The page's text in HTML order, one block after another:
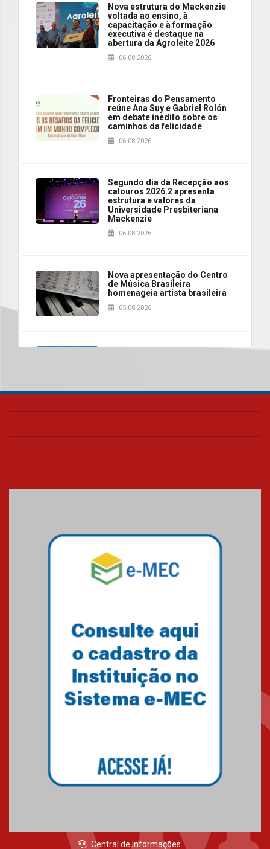
Nova estrutura do Mackenzie
voltada ao ensino, à
capacitação e à formação
executiva é destaque na
abertura da Agroleite 2026
06.08.2026
Fronteiras do Pensamento
reúne Ana Suy e Gabriel Rolón
em debate inédito sobre os
caminhos da felicidade
06.08.2026
Segundo dia da Recepção aos
calouros 2026.2 apresenta
estrutura e valores da
Universidade Presbiteriana
Mackenzie
06.08.2026
Nova apresentação do Centro
de Música Brasileira
homenageia artista brasileira
05.08.2026
das novas tecnologias em
04.08.2026
Como o Colégio Mackenzie
Brasília prepara seus
Como os pais podem investir
na educação dos filhos além da
escola
docentes para debater
inovação e desafios da
educação superior
04.08.2026
Central de Informações